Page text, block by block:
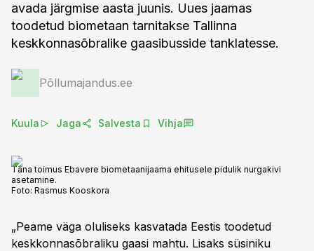
avada järgmise aasta juunis. Uues jaamas
toodetud biometaan tarnitakse Tallinna
keskkonnasõbralike gaasibusside tanklatesse.
Põllumajandus.ee
Kuula Jaga Salvesta Vihja
Täna toimus Ebavere biometaanijaama ehitusele pidulik nurgakivi
asetamine.
Foto: Rasmus Kooskora
„Peame väga oluliseks kasvatada Eestis toodetud
keskkonnasõbraliku gaasi mahtu. Lisaks süsiniku